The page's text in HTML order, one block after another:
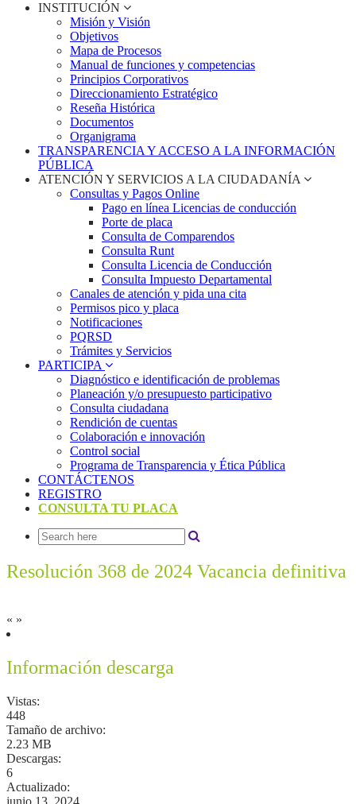
INSTITUCIÓN
Misión y Visión
Objetivos
Mapa de Procesos
Manual de funciones y competencias
Principios Corporativos
Direccionamiento Estratégico
Reseña Histórica
Documentos
Organigrama
TRANSPARENCIA Y ACCESO A LA INFORMACIÓN
PÚBLICA
ATENCIÓN Y SERVICIOS A LA CIUDADANÍA
Consultas y Pagos Online
Pago en línea Licencias de conducción
Porte de placa
Consulta de Comparendos
Consulta Runt
Consulta Licencia de Conducción
Consulta Impuesto Departamental
Canales de atención y pida una cita
Permisos pico y placa
Notificaciones
PQRSD
Trámites y Servicios
PARTICIPA
Diagnóstico e identificación de problemas
Planeación y/o presupuesto participativo​
Consulta ciudadana
Rendición de cuentas
Colaboración e innovación
Control social
Programa de Transparencia y Ética Pública
CONTÁCTENOS
REGISTRO
CONSULTA TU PLACA
Resolución 368 de 2024 Vacancia definitiva
« »
Información descarga
Vistas:
448
Tamaño de archivo:
2.23 MB
Descargas:
6
Actualizado:
junio 13, 2024